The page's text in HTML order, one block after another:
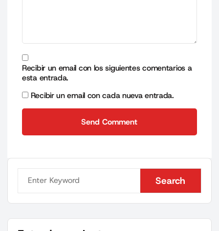
Recibir un email con los siguientes comentarios a
esta entrada.
Recibir un email con cada nueva entrada.
Send Comment
Search
Search